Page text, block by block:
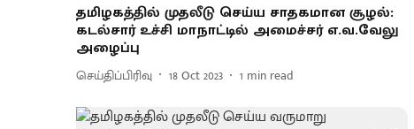
தமிழகத்தில் முதலீடு செய்ய சாதகமான சூழல்:
கடல்சார் உச்சி மாநாட்டில் அமைச்சர் எ.வ.வேலு
அழைப்பு
செய்திப்பிரிவு 18 Oct 2023 1 min read